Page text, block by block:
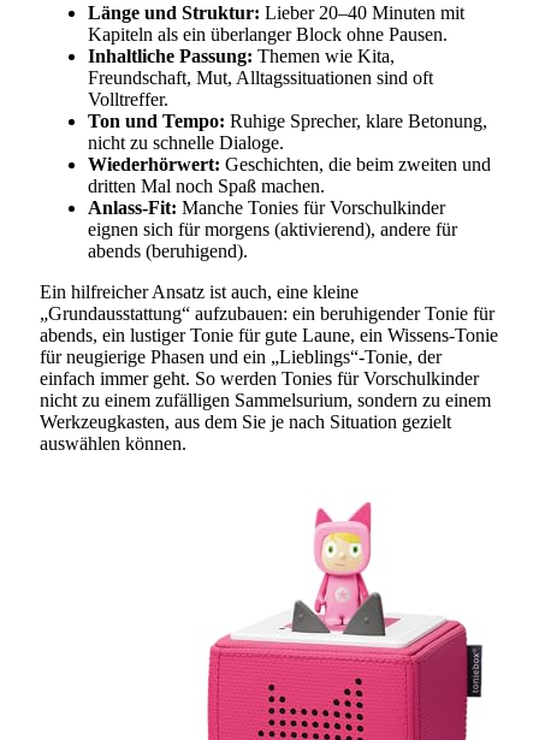
Länge und Struktur: Lieber 20–40 Minuten mit
Kapiteln als ein überlanger Block ohne Pausen.
Inhaltliche Passung: Themen wie Kita,
Freundschaft, Mut, Alltagssituationen sind oft
Volltreffer.
Ton und Tempo: Ruhige Sprecher, klare Betonung,
nicht zu schnelle Dialoge.
Wiederhörwert: Geschichten, die beim zweiten und
dritten Mal noch Spaß machen.
Anlass-Fit: Manche Tonies für Vorschulkinder
eignen sich für morgens (aktivierend), andere für
abends (beruhigend).
Ein hilfreicher Ansatz ist auch, eine kleine
„Grundausstattung“ aufzubauen: ein beruhigender Tonie für
abends, ein lustiger Tonie für gute Laune, ein Wissens-Tonie
für neugierige Phasen und ein „Lieblings“-Tonie, der
einfach immer geht. So werden Tonies für Vorschulkinder
nicht zu einem zufälligen Sammelsurium, sondern zu einem
Werkzeugkasten, aus dem Sie je nach Situation gezielt
auswählen können.